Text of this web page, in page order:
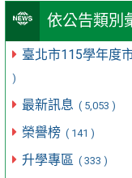
依公告類別
臺北市115學年度
)
最新訊息 ( 5,053 )
榮譽榜 ( 141 )
升學專區 ( 333 )